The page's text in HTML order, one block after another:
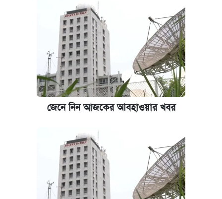
জেনে নিন আজকের আবহাওয়ার খবর